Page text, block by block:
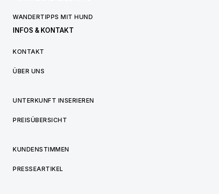
WANDERTIPPS MIT HUND
INFOS & KONTAKT
KONTAKT
ÜBER UNS
UNTERKUNFT INSERIEREN
PREISÜBERSICHT
KUNDENSTIMMEN
PRESSEARTIKEL